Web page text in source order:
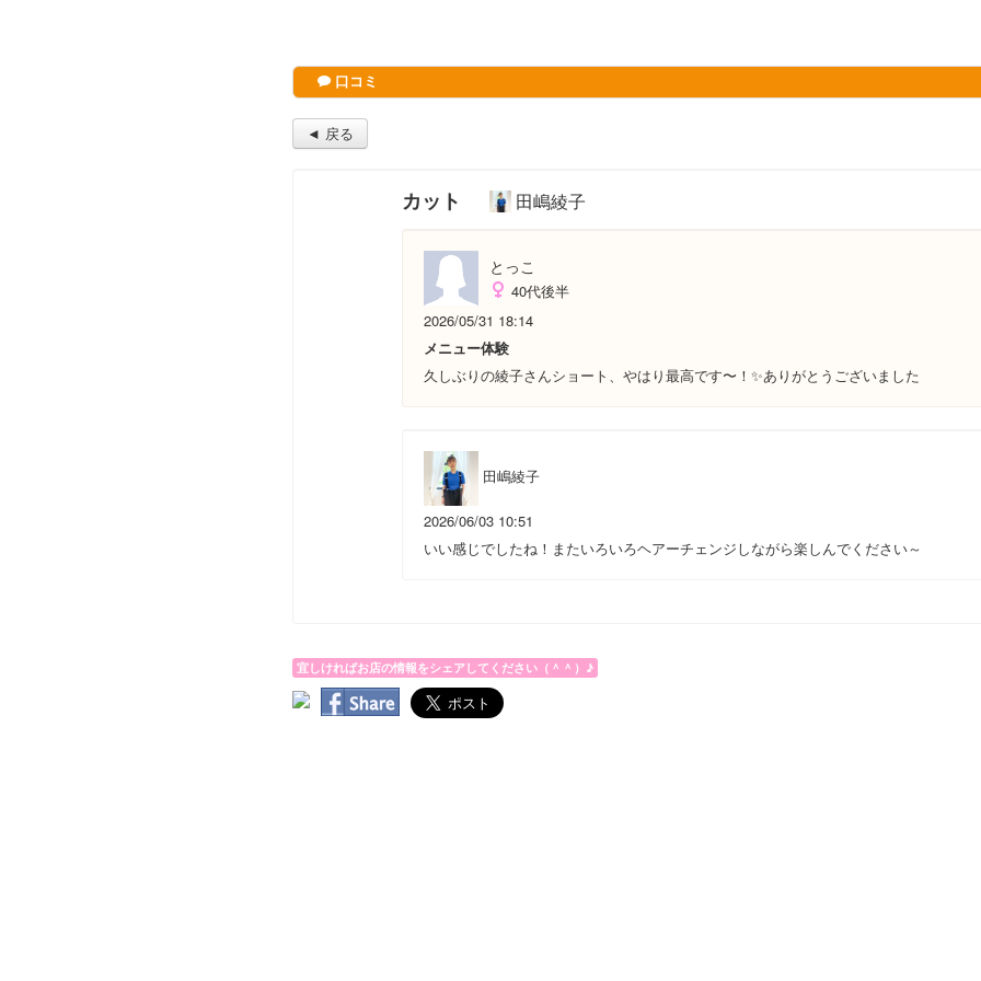
口コミ
◄ 戻る
カット 田嶋綾子
とっこ
40代後半
2026/05/31 18:14
メニュー体験
久しぶりの綾子さんショート、やはり最高です〜！✨ありがとうございました
田嶋綾子
2026/06/03 10:51
いい感じでしたね！またいろいろヘアーチェンジしながら楽しんでください～
宜しければお店の情報をシェアしてください（＾＾）♪